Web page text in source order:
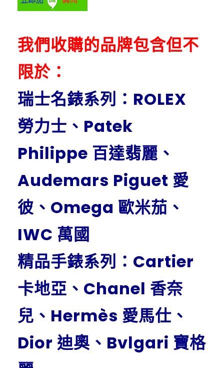
我們收購的品牌包含但不
限於：
瑞士名錶系列：ROLEX
勞力士、Patek
Philippe 百達翡麗、
Audemars Piguet 愛
彼、Omega 歐米茄、
IWC 萬國
精品手錶系列：Cartier
卡地亞、Chanel 香奈
兒、Hermès 愛馬仕、
Dior 迪奧、Bvlgari 寶格